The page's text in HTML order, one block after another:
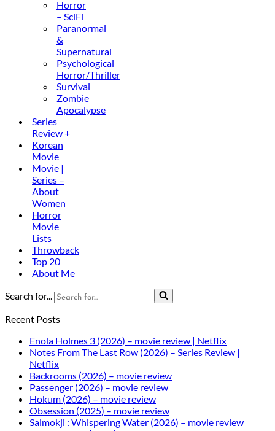
Horror
– SciFi
Paranormal
&
Supernatural
Psychological
Horror/Thriller
Survival
Zombie
Apocalypse
Series
Review +
Korean
Movie
Movie |
Series –
About
Women
Horror
Movie
Lists
Throwback
Top 20
About Me
Search for...
Recent Posts
Enola Holmes 3 (2026) – movie review | Netflix
Notes From The Last Row (2026) – Series Review |
Netflix
Backrooms (2026) – movie review
Passenger (2026) – movie review
Hokum (2026) – movie review
Obsession (2025) – movie review
Salmokji : Whispering Water (2026) – movie review